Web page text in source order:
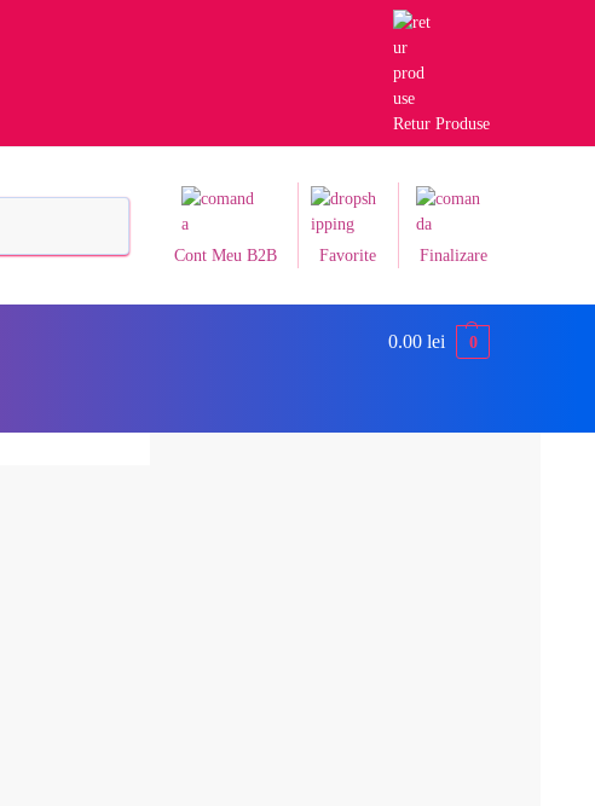
Retur Produse
Cont Meu B2B Favorite Finalizare
0.00 lei 0